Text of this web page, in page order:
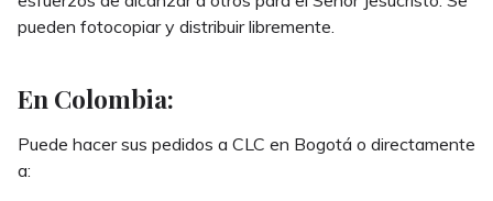
pueden fotocopiar y distribuir libremente.
En Colombia:
Puede hacer sus pedidos a CLC en Bogotá o directamente
a: